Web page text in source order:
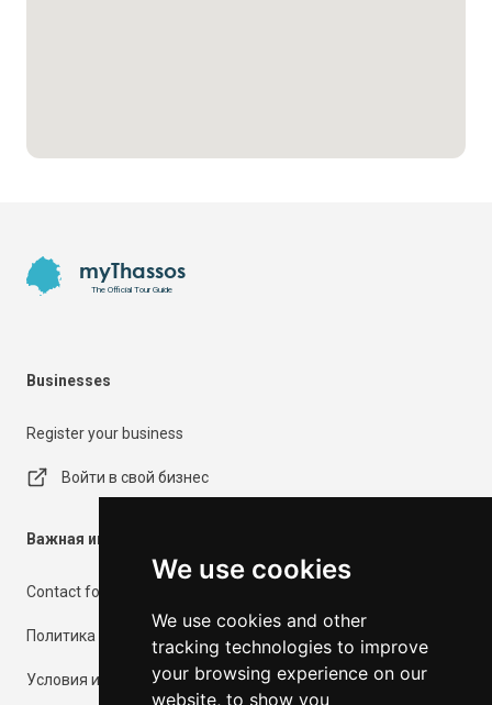
We use cookies
We use cookies and other
tracking technologies to improve
your browsing experience on our
website, to show you
myThassos
The Official Tour Guide
Businesses
Register your business
Войти в свой бизнес
Важная информация
Contact form
Политика конфиденциальности
Условия использования